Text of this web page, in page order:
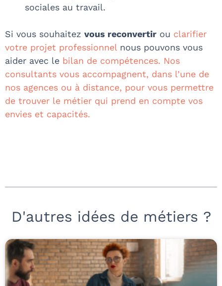
sociales au travail.
Si vous souhaitez vous reconvertir ou clarifier
votre projet professionnel nous pouvons vous
aider avec le bilan de compétences. Nos
consultants vous accompagnent, dans l’une de
nos agences ou à distance, pour vous permettre
de trouver le métier qui prend en compte vos
envies et capacités.
D'autres idées de métiers ?